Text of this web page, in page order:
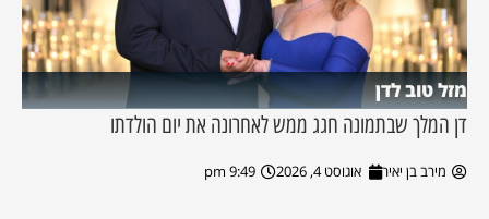
מזל טוב לדן
דן המלך שבתמונה חגג ממש לאחרונה את יום הולדתו
מירב בן יאיר אוגוסט 4, 2026 9:49 pm